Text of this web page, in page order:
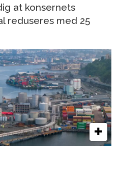
at konsernets
reduseres med 25